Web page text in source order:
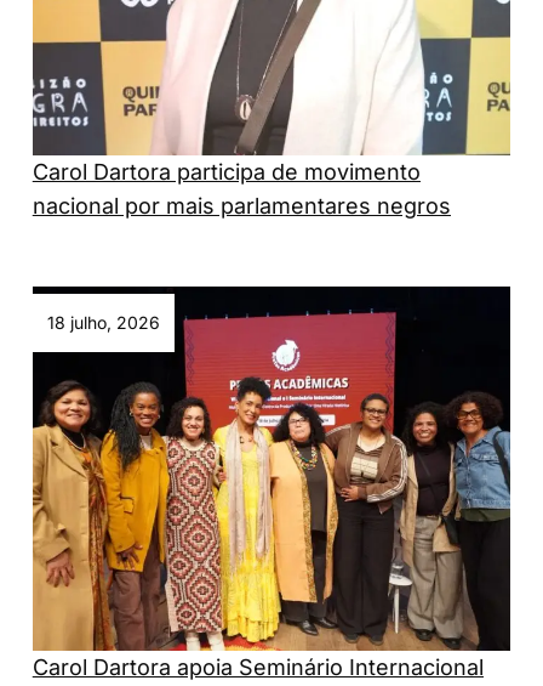
Carol Dartora participa de movimento
nacional por mais parlamentares negros
18 julho, 2026
Carol Dartora apoia Seminário Internacional